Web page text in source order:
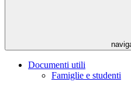
Documenti utili
Famiglie e studenti